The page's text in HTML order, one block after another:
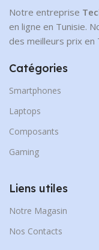
Notre entreprise
en ligne en Tunisie.
des meilleurs prix en
Catégories
Smartphones
Laptops
Composants
Gaming
Liens utiles
Notre Magasin
Nos Contacts